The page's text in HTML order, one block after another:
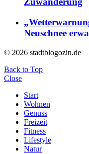
Neuschnee
© 2026 stadtblogozin.de
Back to Top
Close
Start
Wohnen
Genuss
Freizeit
Fitness
Lifestyle
Natur